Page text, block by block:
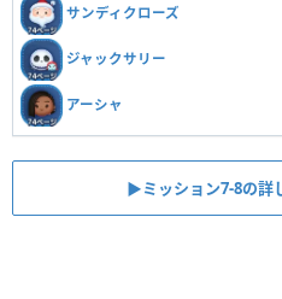
サンディクローズ
ジャックサリー
アーシャ
▶︎ミッション7-8の詳